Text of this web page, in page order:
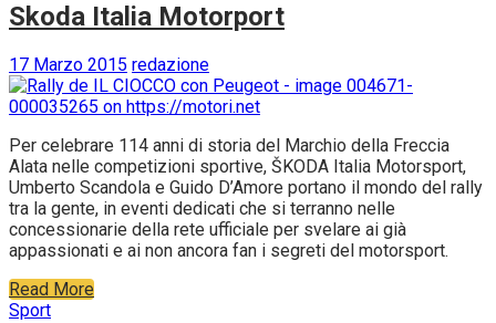
Skoda Italia Motorport
17 Marzo 2015 redazione
Per celebrare 114 anni di storia del Marchio della Freccia
Alata nelle competizioni sportive, ŠKODA Italia Motorsport,
Umberto Scandola e Guido D’Amore portano il mondo del rally
tra la gente, in eventi dedicati che si terranno nelle
concessionarie della rete ufficiale per svelare ai già
appassionati e ai non ancora fan i segreti del motorsport.
Read More
Sport